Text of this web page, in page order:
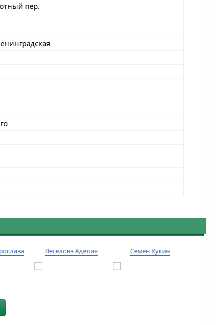
пер.
Веселова Аделия Семен Кукин